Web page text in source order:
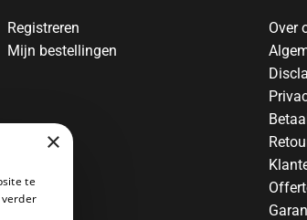
Registreren
Mijn bestellingen
Over
×
te
verder